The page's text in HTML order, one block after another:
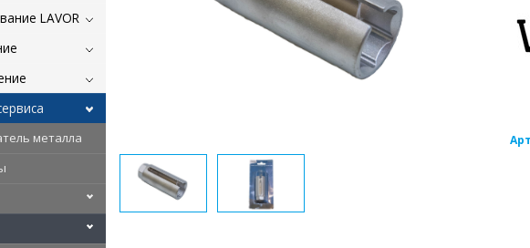
LAVOR
металла